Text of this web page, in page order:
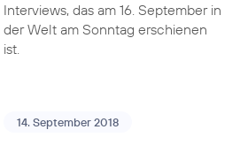
Interviews, das am 16. September in
der Welt am Sonntag erschienen
ist.
14. September 2018